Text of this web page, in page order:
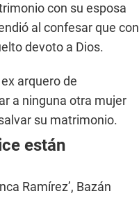
con su esposa
al confesar que con
devoto a Dios.
arquero de
a ninguna otra mujer
su matrimonio.
están
Ramírez’, Bazán